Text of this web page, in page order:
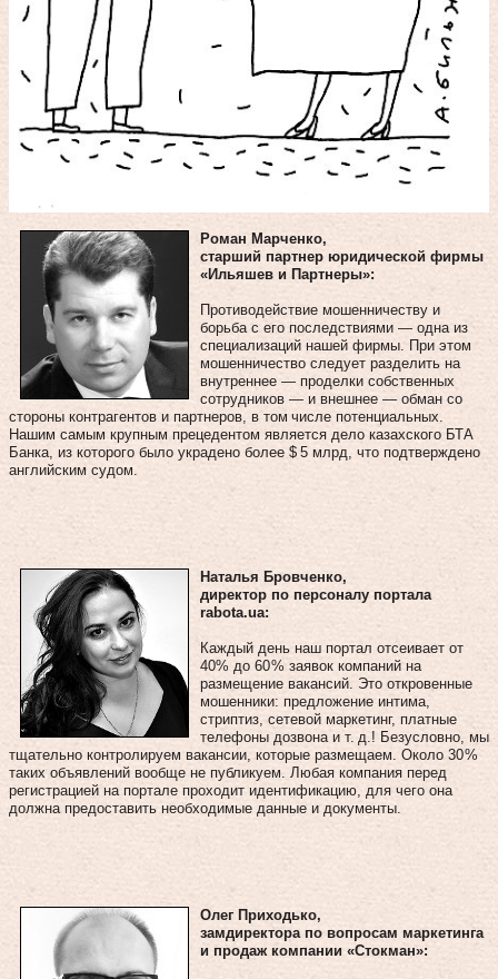
Роман Марченко,
старший партнер юридической фирмы
«Ильяшев и Партнеры»:
Противодействие мошенничеству и
борьба с его последствиями — одна из
специализаций нашей фирмы. При этом
мошенничество следует разделить на
внутреннее — проделки собственных
сотрудников — и внешнее — обман со
стороны контрагентов и партнеров, в том числе потенциальных.
Нашим самым крупным прецедентом является дело казахского БТА
Банка, из которого было украдено более $ 5 млрд, что подтверждено
английским судом.
Наталья Бровченко,
директор по персоналу портала
rabota.ua:
Каждый день наш портал отсеивает от
40% до 60 % заявок компаний на
размещение вакансий. Это откровенные
мошенники: предложение интима,
стриптиз, сетевой маркетинг, платные
телефоны дозвона и т. д.! Безусловно, мы
тщательно контролируем вакансии, которые размещаем. Около 30 %
таких объявлений вообще не публикуем. Любая компания перед
регистрацией на портале проходит идентификацию, для чего она
должна предоставить необходимые данные и документы.
Олег Приходько,
замдиректора по вопросам маркетинга
и продаж компании «Стокман»: